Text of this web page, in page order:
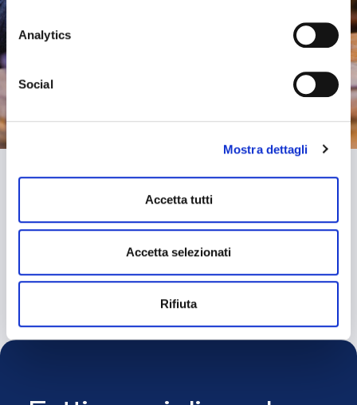
linkhttps://baps.it/cookie-policy/
. Per sapere di più sui
da dove è possibile
esprimere le preferenze sui singoli cookie. Chiudendo questo
mantenendo le impostazioni di default (solo cookie tecnici
attivi).
Analytics
Social
Mostra dettagli
Accetta tutti
Accetta selezionati
Rifiuta